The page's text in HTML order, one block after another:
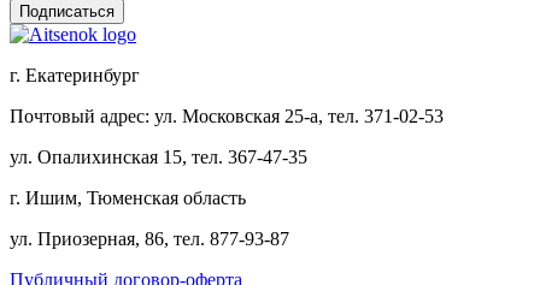
г. Екатеринбург
Почтовый адрес: ул. Московская 25-а, тел. 371-02-53
ул. Опалихинская 15, тел. 367-47-35
г. Ишим, Тюменская область
ул. Приозерная, 86, тел. 877-93-87
Публичный договор-оферта